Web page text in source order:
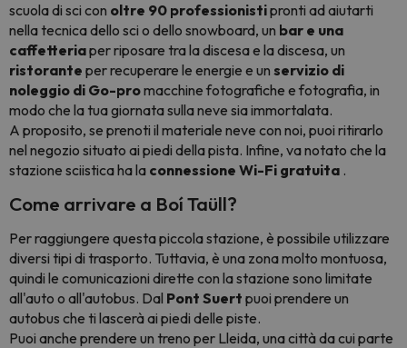
scuola di sci con oltre 90 professionistipronti ad aiutarti
nella tecnica dello sci o dello snowboard, un bar e una
caffetteriaper riposare tra la discesa e la discesa, un
ristorante per recuperare le energie e un servizio di
noleggio di Go-promacchine fotografiche e fotografia, in
modo che la tua giornata sulla neve sia immortalata.
A proposito, se prenoti il materiale neve con noi, puoi ritirarlo
nel negozio situato ai piedi della pista. Infine, va notato che la
stazione sciistica ha la connessione Wi-Fi gratuita .
Come arrivare a Boí Taüll?
Per raggiungere questa piccola stazione, è possibile utilizzare
diversi tipi di trasporto. Tuttavia, è una zona molto montuosa,
quindi le comunicazioni dirette con la stazione sono limitate
all'auto o all'autobus. Dal Pont Suert puoi prendere un
autobus che ti lascerà ai piedi delle piste.
Puoi anche prendere un treno per Lleida, una città da cui parte